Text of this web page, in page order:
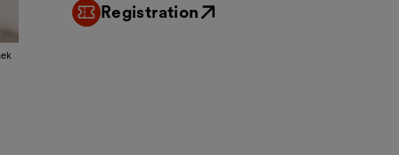
Registration
External link